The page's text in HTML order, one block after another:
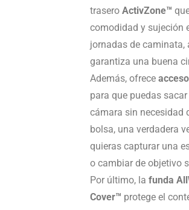
traseroActivZone™
comodidad y sujeción
jornadas de caminata,
garantiza una buena
Además, ofrece
para que puedas
cámara sin necesidad
bolsa, una verdadera
quieras capturar una
o cambiar de objetivo
Por último, lafunda
Cover™ protege el